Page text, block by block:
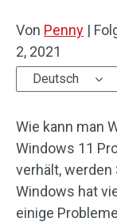
Von Penny |
2, 2021
Deutsch
Wie kann man
Windows 11
verhält, werden
Windows hat
einige